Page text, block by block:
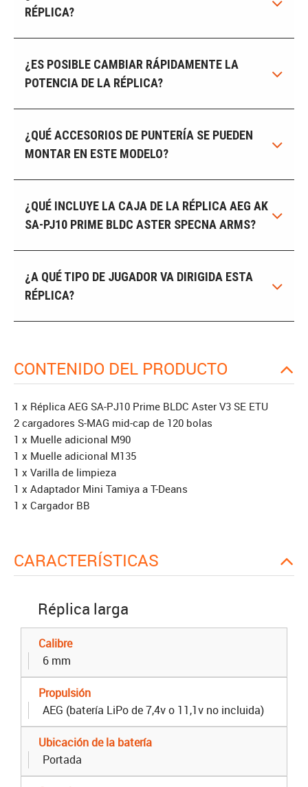
RÉPLICA?
¿ES POSIBLE CAMBIAR RÁPIDAMENTE LA
POTENCIA DE LA RÉPLICA?
¿QUÉ ACCESORIOS DE PUNTERÍA SE PUEDEN
MONTAR EN ESTE MODELO?
¿QUÉ INCLUYE LA CAJA DE LA RÉPLICA AEG AK
SA-PJ10 PRIME BLDC ASTER SPECNA ARMS?
¿A QUÉ TIPO DE JUGADOR VA DIRIGIDA ESTA
RÉPLICA?
CONTENIDO DEL PRODUCTO
1 x Réplica AEG SA-PJ10 Prime BLDC Aster V3 SE ETU
2 cargadores S-MAG mid-cap de 120 bolas
1 x Muelle adicional M90
1 x Muelle adicional M135
1 x Varilla de limpieza
1 x Adaptador Mini Tamiya a T-Deans
1 x Cargador BB
CARACTERÍSTICAS
Réplica larga
Calibre
6 mm
Propulsión
AEG (batería LiPo de 7,4v o 11,1v no incluida)
Ubicación de la batería
Portada